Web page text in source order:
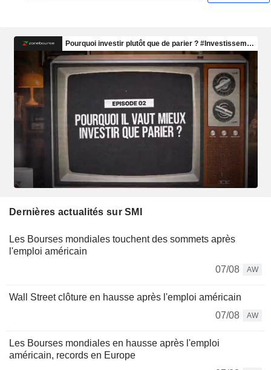
Dernières actualités sur SMI
Les Bourses mondiales touchent des sommets après
l'emploi américain
07/08
AW
Wall Street clôture en hausse après l'emploi américain
07/08
AW
Les Bourses mondiales en hausse après l'emploi
américain, records en Europe